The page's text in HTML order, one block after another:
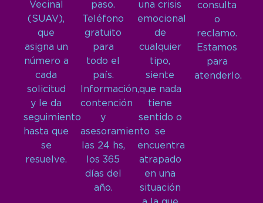
Vecinal
(SUAV),
que
asigna un
número a
cada
solicitud
y le da
seguimiento
hasta que
se
resuelve.
paso.
Teléfono
gratuito
para
todo el
país.
Información,
contención
y
asesoramiento
las 24 hs,
los 365
días del
año.
una crisis
emocional
de
cualquier
tipo,
siente
que nada
tiene
sentido o
se
encuentra
atrapado
en una
situación
consulta
o
reclamo.
Estamos
para
atenderlo.